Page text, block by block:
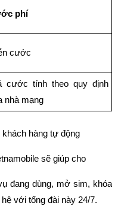
phí
cước
cước tính theo quy định
nhà mạng
hàng tự động
sẽ giúp cho
đang dùng, mở sim, khóa
với tổng đài này 24/7.